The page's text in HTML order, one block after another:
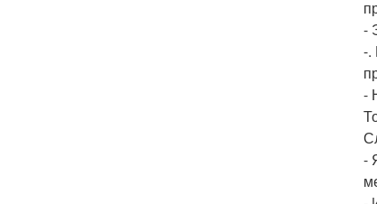
-
-.
-
-